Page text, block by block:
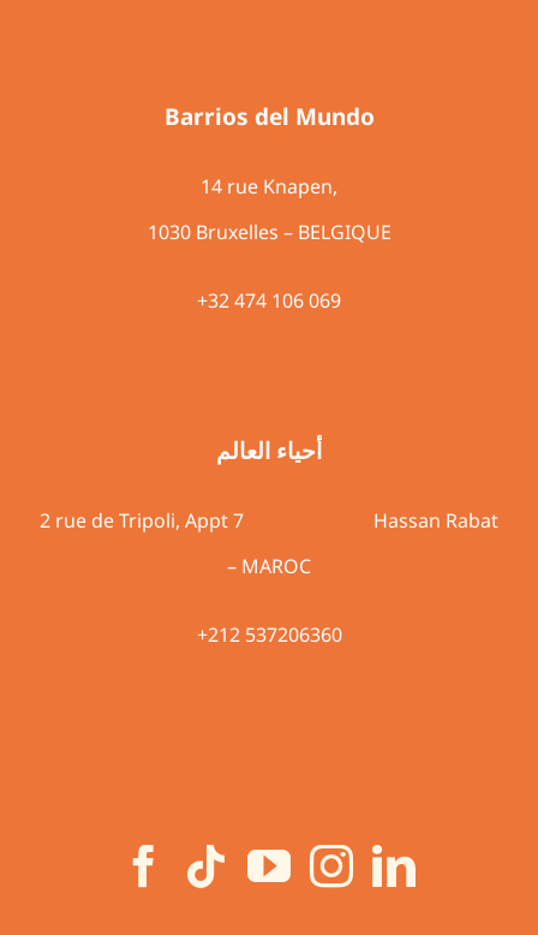
Barrios del Mundo
14 rue Knapen,
1030 Bruxelles – BELGIQUE
+32 474 106 069
أحياء العالم
2 rue de Tripoli, Appt 7 Hassan Rabat
– MAROC
+212 537206360